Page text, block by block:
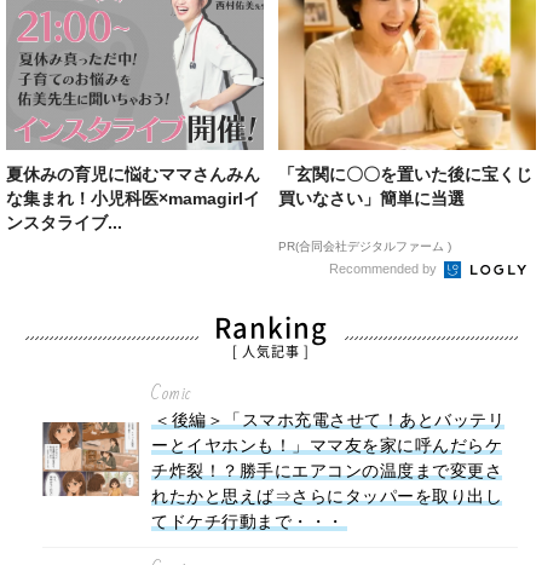
夏休みの育児に悩むママさんみん
な集まれ！小児科医×mamagirlイ
ンスタライブ...
「玄関に〇〇を置いた後に宝くじ
買いなさい」簡単に当選
PR(合同会社デジタルファーム )
Recommended by
Ranking
[ 人気記事 ]
Comic
＜後編＞「スマホ充電させて！あとバッテリ
ーとイヤホンも！」ママ友を家に呼んだらケ
チ炸裂！？勝手にエアコンの温度まで変更さ
れたかと思えば⇒さらにタッパーを取り出し
てドケチ行動まで・・・